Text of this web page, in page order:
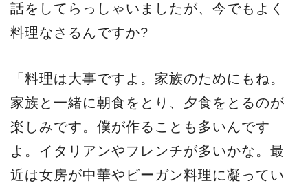
話をしてらっしゃいましたが、今でもよく
料理なさるんですか?
「料理は大事ですよ。家族のためにもね。
家族と一緒に朝食をとり、夕食をとるのが
楽しみです。僕が作ることも多いんです
よ。イタリアンやフレンチが多いかな。最
近は女房が中華やビーガン料理に凝ってい